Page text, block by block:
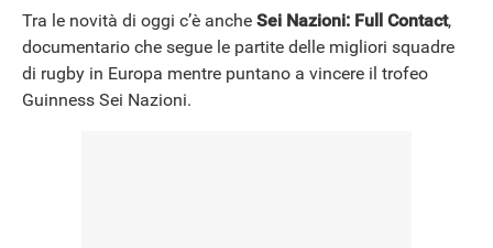
Tra le novità di oggi c’è anche Sei Nazioni: Full Contact,
documentario che segue le partite delle migliori squadre
di rugby in Europa mentre puntano a vincere il trofeo
Guinness Sei Nazioni.